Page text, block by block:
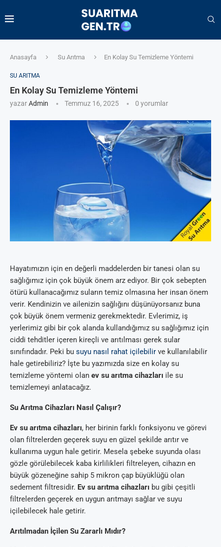
Anasayfa Su Arıtma En Kolay Su Temizleme Yöntemi
SU ARITMA
En Kolay Su Temizleme Yöntemi
yazarAdmin Temmuz 16, 2025 0 yorumlar
Hayatımızın için en değerli maddelerden bir tanesi olan su
sağlığımız için çok büyük önem arz ediyor. Bir çok sebepten
ötürü kullanacağımız suların temiz olmasına her insan önem
verir. Kendinizin ve ailenizin sağlığını düşünüyorsanız buna
çok büyük önem vermeniz gerekmektedir. Evlerimiz, iş
yerlerimiz gibi bir çok alanda kullandığımız su sağlığımız için
ciddi tehditler içeren kireçli ve arıtılması gerek sular
sınıfındadır. Peki bu suyu nasıl rahat içilebilir ve kullanılabilir
hale getirebiliriz? İşte bu yazımızda size en kolay su
temizleme yöntemi olan ev su arıtma cihazları ile su
temizlemeyi anlatacağız.
Su Arıtma Cihazları Nasıl Çalışır?
Ev su arıtma cihazları, her birinin farklı fonksiyonu ve görevi
olan filtrelerden geçerek suyu en güzel şekilde arıtır ve
kullanıma uygun hale getirir. Mesela şebeke suyunda olası
gözle görülebilecek kaba kirlilikleri filtreleyen, cihazın en
büyük gözeneğine sahip 5 mikron çap büyüklüğü olan
sedement filtresidir. Ev su arıtma cihazları bu gibi çeşitli
filtrelerden geçerek en uygun arıtmayı sağlar ve suyu
içilebilecek hale getirir.
Arıtılmadan İçilen Su Zararlı Mıdır?